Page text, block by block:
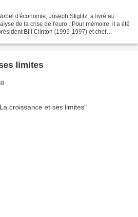
d'économie, Joseph Stiglitz, a livré au
de la crise de l'euro . Pour mémoire, il a été
Bill Clinton (1995-1997) et chef
limites